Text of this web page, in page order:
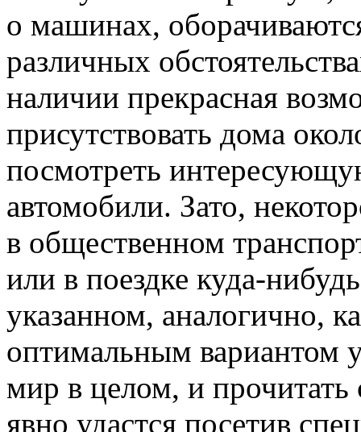
о машинах,
различных
наличии прекрасная
присутствовать дома
посмотреть
автомобили. Зато,
в общественном
или в поездке куда-
указанном, аналогично,
оптимальным вариантом
мир в целом, и прочитать
явно удастся посетив